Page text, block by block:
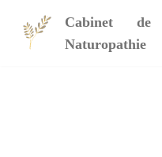
Aller
Cabinet de
Naturopathie